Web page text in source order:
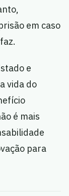
em caso
e
vida do
é mais
para